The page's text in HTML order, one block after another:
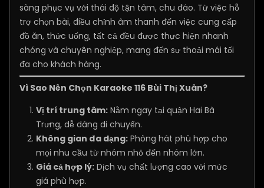
sàng phục vụ với thái độ tận tâm, chu đáo. Từ việc hỗ
trợ chọn bài, điều chỉnh âm thanh đến việc cung cấp
đồ ăn, thức uống, tất cả đều được thực hiện nhanh
chóng và chuyên nghiệp, mang đến sự thoải mái tối
đa cho khách hàng.
Vì Sao Nên Chọn Karaoke 116 Bùi Thị Xuân?
Vị trí trung tâm: Nằm ngay tại quận Hai Bà
Trưng, dễ dàng di chuyển.
Không gian đa dạng: Phòng hát phù hợp cho
mọi nhu cầu từ nhóm nhỏ đến nhóm lớn.
Giá cả hợp lý: Dịch vụ chất lượng cao với mức
giá phù hợp.